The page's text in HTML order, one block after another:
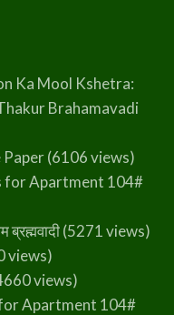
Ka Mool Kshetra:
Brahamavadi
Paper(6106 views)
for Apartment 104#
(5271 views)
views)
views)
Apartment 104#